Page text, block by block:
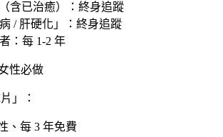
含已治癒）：終身追蹤
/ 肝硬化 」：終身追蹤
：每 1-2 年
性必做
」：
、每 3 年免費